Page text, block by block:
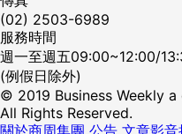
(02) 2503-6989
服務時間
週一至週五09:00~12:00/
(例假日除外)
© 2019 Business Weekly
All Rights Reserved.
關於商周集團 公告 文章影音